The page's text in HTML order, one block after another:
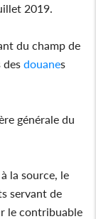
2019.
du champ de
desdouanes
générale du
la source, le
servant de
le contribuable